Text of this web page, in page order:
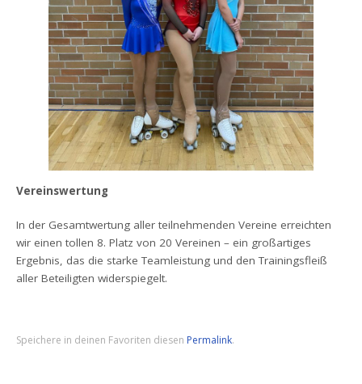
Vereinswertung
In der Gesamtwertung aller teilnehmenden Vereine erreichten
wir einen tollen 8. Platz von 20 Vereinen – ein großartiges
Ergebnis, das die starke Teamleistung und den Trainingsfleiß
aller Beteiligten widerspiegelt.
Speichere in deinen Favoriten diesen Permalink.